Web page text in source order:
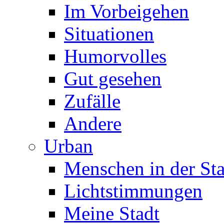
Im Vorbeigehen
Situationen
Humorvolles
Gut gesehen
Zufälle
Andere
Urban
Menschen in der
Lichtstimmungen
Meine Stadt